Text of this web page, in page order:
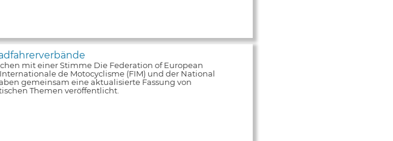
mit einer Stimme Die Federation of European
de Motocyclisme (FIM) und der National
gemeinsam eine aktualisierte Fassung von
Themen veröffentlicht.